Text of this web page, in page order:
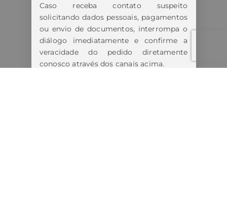
Caso receba contato suspeito
solicitando dados pessoais, pagamentos
ou envio de documentos, interrompa o
diálogo imediatamente e confirme a
veracidade do pedido diretamente
conosco através dos canais acima.